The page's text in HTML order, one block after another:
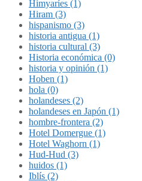
Himyaríes (1)
Hiram (3)
hispanismo (3)
historia antigua (1)
historia cultural (3)
Historia económica (0)
historia y opinión (1)
Hoben (1)
hola (0)
holandeses (2)
holandeses en Japón (1)
hombre-frontera (2)
Hotel Domergue (1)
Hotel Waghorn (1)
Hud-Hud (3)
huidos (1)
Iblís (2)